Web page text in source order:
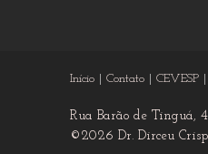
Início Contato CEVESP
Rua Barão de Tinguá,
©2026 Dr. Dirceu